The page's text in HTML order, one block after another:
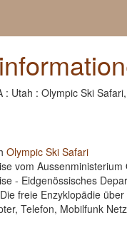
: Utah : Olympic Ski Safari,
Olympic Ski Safari
vom Aussenministerium
- Eidgenössisches
freie Enzyklopädie über
Telefon, Mobilfunk